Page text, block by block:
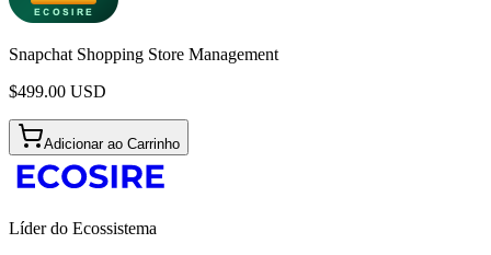
Snapchat Shopping Store Management
$499.00 USD
Adicionar ao Carrinho
Líder do Ecossistema